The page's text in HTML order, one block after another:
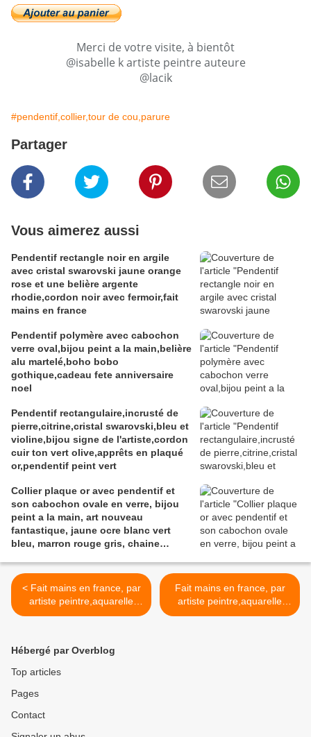
Merci de votre visite, à bientôt
@isabelle k artiste peintre auteure
@lacik
#pendentif,collier,tour de cou,parure
Partager
Vous aimerez aussi
Pendentif rectangle noir en argile
avec cristal swarovski jaune orange
rose et une belière argente
rhodie,cordon noir avec fermoir,fait
mains en france
Pendentif polymère avec cabochon
verre oval,bijou peint a la main,belière
alu martelé,boho bobo
gothique,cadeau fete anniversaire
noel
Pendentif rectangulaire,incrusté de
pierre,citrine,cristal swarovski,bleu et
violine,bijou signe de l'artiste,cordon
cuir ton vert olive,apprêts en plaqué
or,pendentif peint vert
Collier plaque or avec pendentif et
son cabochon ovale en verre, bijou
peint a la main, art nouveau
fantastique, jaune ocre blanc vert
bleu, marron rouge gris, chaine
< Fait mains en france, par
artiste peintre,aquarelle
originale isabelle k,vert,2
13x18mm,fourniture
bricolage mercerie,diy
deco,cadeau fete
anniversaire,victorien
Fait mains en france, par
artiste peintre,aquarelle
originale isabelle k,rouge
Hébergé par Overblog
Top articles
Pages
Contact